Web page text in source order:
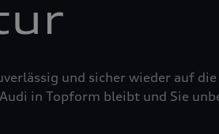
und sicher wieder auf
in Topform bleibt und Sie